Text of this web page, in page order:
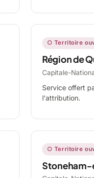
○ Territoire
Région de
Capitale-
Service offert
l'attribution.
○ Territoire